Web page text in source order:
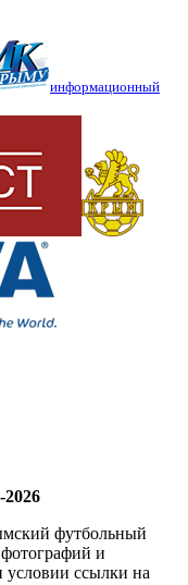
информационный
футбольный
и
условии ссылки на